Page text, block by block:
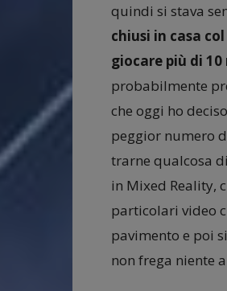
quindi si stava
chiusi in casa
giocare più di
probabilmente
che oggi ho
peggior numero
trarne qualcosa
in Mixed Reality,
particolari video
pavimento e poi
non frega niente